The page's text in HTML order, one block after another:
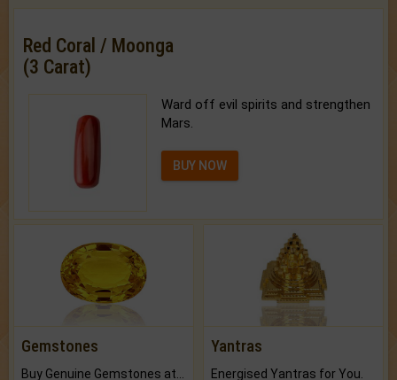
Red Coral / Moonga
(3 Carat)
Ward off evil spirits and strengthen
Mars.
BUY NOW
Gemstones Yantras
Energised Yantras for You.